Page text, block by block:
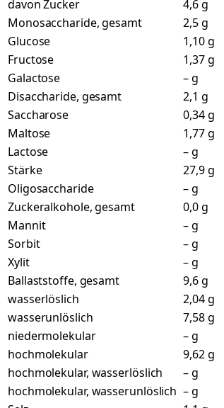
davon Zucker
4,6 g
Monosaccharide, gesamt
2,5 g
Glucose
1,10 g
Fructose
1,37 g
Galactose
– g
Disaccharide, gesamt
2,1 g
Saccharose
0,34 g
Maltose
1,77 g
Lactose
– g
Stärke
27,9 g
Oligosaccharide
– g
Zuckeralkohole, gesamt
0,0 g
Mannit
– g
Sorbit
– g
Xylit
– g
Ballaststoffe, gesamt
9,6 g
wasserlöslich
2,04 g
wasserunlöslich
7,58 g
niedermolekular
– g
hochmolekular
9,62 g
hochmolekular, wasserlöslich
– g
hochmolekular, wasserunlöslich – g